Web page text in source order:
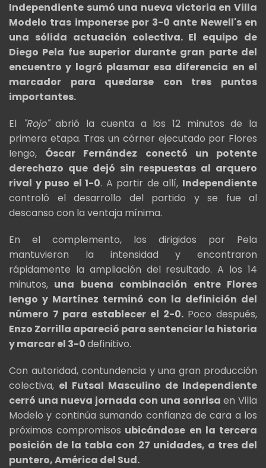
Independiente sumó una nueva victoria en Villa
Modelo tras imponerse por 3-0 ante Newell's en
una sólida actuación colectiva. El equipo de
Diego Pela fue superior durante gran parte del
encuentro y logró plasmar esa diferencia en el
marcador para quedarse con tres puntos
importantes.
El
"Rojo"abrió la cuenta a los 12 minutos de la
primera etapa. Tras un córner ejecutado por Flores
Iengo, Óscar Fernández conectó un potente
derechazo que dejó sin respuestas al arquero
rival y puso el 1-0. A partir de allí, Independiente
controló el desarrollo del partido y se fue al
descanso con la ventaja mínima.
En el complemento, los dirigidos por Pela
mantuvieron la intensidad y encontraron
rápidamente la ampliación del resultado. A los 14
minutos, una buena combinación entre Flores
Iengo y Martínez terminó con la definición del
número 7 para establecer el 2-0.Poco después,
Enzo Zorrilla apareció para sentenciar la historia
y marcar el 3-0definitivo.
Con autoridad, contundencia y una gran producción
colectiva, el Futsal Masculino de Independiente
cerró una nueva jornada con una sonrisa en Villa
Modelo y continúa sumando confianza de cara a los
próximos compromisos ubicándose en la tercera
posición de la tabla con 27 unidades, a tres del
puntero, América del Sud.